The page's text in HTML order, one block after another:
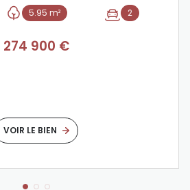
5.95 m² 2
274 900 €
VOIR LE BIEN